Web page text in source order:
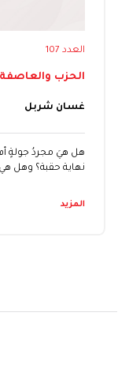
العدد 107
الحزب
غسان شربل
هل هيَ مجردُ جولةٍ أم
نهاية حقبة؟ وهل
المزيد